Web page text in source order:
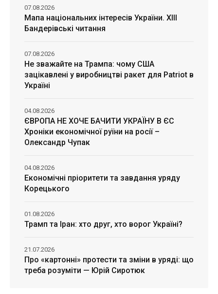
Мапа національних інтересів України. ХІІІ
Бандерівські читання
07.08.2026
Не зважайте на Трампа: чому США
зацікавлені у виробництві ракет для Patriot в
Україні
07.08.2026
ЄВРОПА НЕ ХОЧЕ БАЧИТИ УКРАЇНУ В ЄС
Хроніки економічної руїни на росії –
Олександр Чупак
04.08.2026
Економічні пріоритети та завдання уряду
Корецького
04.08.2026
Трамп та Іран: хто друг, хто ворог Україні?
01.08.2026
Про «картонні» протести та зміни в уряді: що
треба розуміти — Юрій Сиротюк
21.07.2026